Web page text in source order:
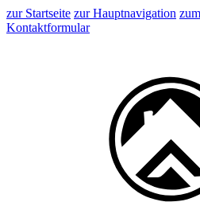
zur Startseite zur Hauptnavigation
Kontaktformular